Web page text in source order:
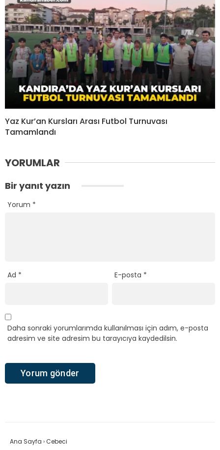
Yaz Kur’an Kursları Arası Futbol Turnuvası
Tamamlandı
YORUMLAR
Bir yanıt yazın
Yorum *
Ad * E-posta *
Daha sonraki yorumlarımda kullanılması için adım, e-posta
adresim ve site adresim bu tarayıcıya kaydedilsin.
Ana Sayfa ›Cebeci